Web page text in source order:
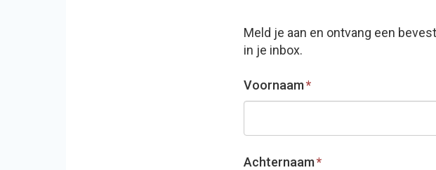
Meld je aan en ontvang een
in je inbox.
Voornaam*
Achternaam*